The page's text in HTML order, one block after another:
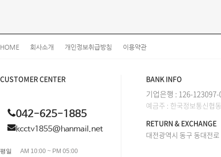
HOME 회사소개 개인정보취급방침 이용약관
CUSTOMER CENTER
042-625-1885
kcctv1855@hanmail.net
평일
AM 10:00 ~ PM 05:00
BANK INFO
기업은행 : 126-
예금주 : 한국정보통신협
RETURN & EXCHANGE
대전광역시 동구 동대전